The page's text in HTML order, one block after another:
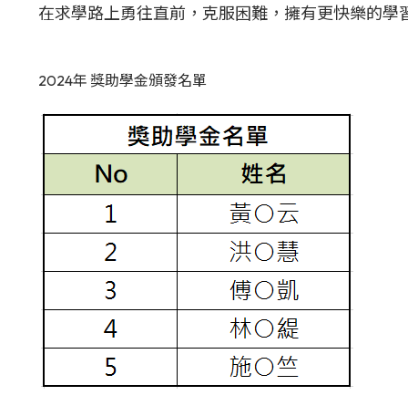
在求學路上勇往直前，克服困難，擁有更快樂的
2024年 獎助學金頒發名單